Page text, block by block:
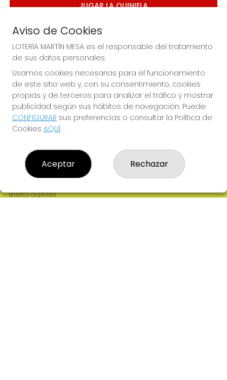
JUGAR LA QUINIELA
Imagen anterior
LOTERÍA MARTÍN MESA
Resultados
Contacto
Empresas
Boletos digitales
Aviso de Cookies
LOTERÍA MARTÍN MESA es el responsable del tratamiento
de sus datos personales.
Usamos cookies necesarias para el funcionamiento
de este sitio web y, con su consentimiento, cookies
propias y de terceros para analizar el tráfico y mostrar
publicidad según sus hábitos de navegación. Puede
CONFIGURAR sus preferencias o consultar la Política de
Cookies AQUÍ.
Aceptar Rechazar